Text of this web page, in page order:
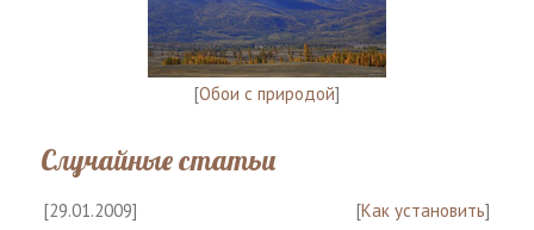
[Обои с природой]
Случайные статьи
[29.01.2009] [Как установить]